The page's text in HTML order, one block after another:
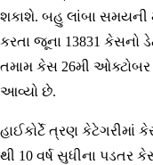
શકાશે. બહુ લાંબા સમયની
કરતા જૂના 13831 કેસનો
તમામ કેસ 26મી ઓક્ટોબર
આવ્યો છે.
હાઈકોર્ટે ત્રણ કેટેગરીમાં
થી 10 વર્ષ સુધીના પડતર